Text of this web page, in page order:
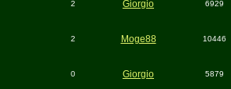
2 Giorgio 6929
2 Moge88 10446
0 Giorgio 5879